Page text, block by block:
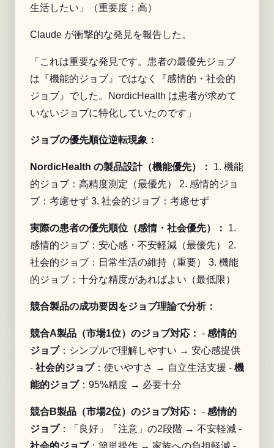
生活したい」（重要度：高）
Claude が衝撃的な発見を報告した。
「これは重要な発見です。患者の最優先ジョブ
は『機能的ジョブ』ではなく『感情的・社会的
ジョブ』でした。NordicHealth は患者が求めて
いないジョブに特化していたのです」
ジョブの優先順位逆転現象：
NordicHealth の製品設計（機能優先）：
1. 機能
的ジョブ：高精度測定（最優先） 2. 感情的ジョ
ブ：考慮せず 3. 社会的ジョブ：考慮せず
実際の患者の優先順位（感情・社会優先）：
1.
感情的ジョブ：安心感・不安軽減（最優先） 2.
社会的ジョブ：日常生活の維持（重要） 3. 機能
的ジョブ：十分な精度があればよい（最低限）
競合製品の成功要因をジョブ理論で分析：
競合A製品（市場1位）のジョブ対応： - 感情的
ジョブ：シンプルで理解しやすい → 安心感提供
- 社会的ジョブ：使いやすさ → 自立生活支援 - 機
能的ジョブ：95%精度 → 必要十分
競合B製品（市場2位）のジョブ対応： - 感情的
ジョブ：「良好」「注意」の2段階 → 不安軽減 -
社会的ジョブ：簡単操作 → 家族への負担軽減 -